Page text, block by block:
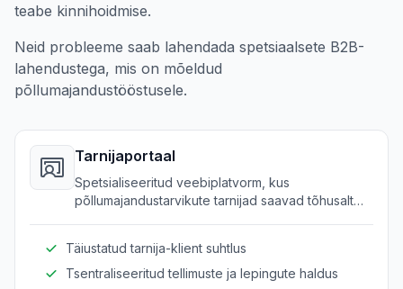
teabe kinnihoidmise.
Neid probleeme saab lahendada spetsiaalsete B2B-
lahendustega, mis on mõeldud
põllumajandustööstusele.
Tarnijaportaal
Spetsialiseeritud veebiplatvorm, kus
põllumajandustarvikute tarnijad saavad tõhusalt
Täiustatud tarnija-klient suhtlus
Tsentraliseeritud tellimuste ja lepingute haldus